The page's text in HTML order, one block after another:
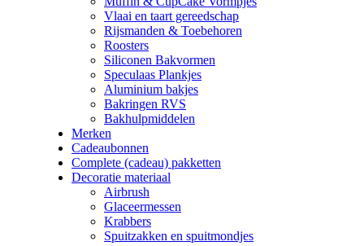
Vlaai en taart gereedschap
Rijsmanden & Toebehoren
Roosters
Siliconen Bakvormen
Speculaas Plankjes
Aluminium bakjes
Bakringen RVS
Bakhulpmiddelen
Merken
Cadeaubonnen
Complete (cadeau) pakketten
Decoratie materiaal
Airbrush
Glaceermessen
Krabbers
Spuitzakken en spuitmondjes